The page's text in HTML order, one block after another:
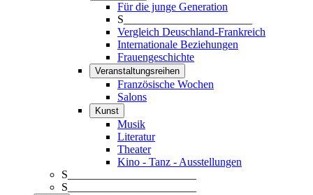
Für die junge Generation
S_______________________
Vergleich Deuschland-Frankreich
Internationale Beziehungen
Frauengeschichte
Veranstaltungsreihen
Französische Wochen
Salons
Kunst
Musik
Literatur
Theater
Kino - Tanz - Ausstellungen
S_______________________
S_______________________